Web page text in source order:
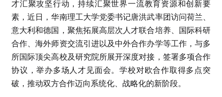
才汇聚攻坚行动，持续汇聚世界一流教育资源和创新要
素，近日，华南理工大学党委书记唐洪武率团访问荷兰、
意大利和德国，聚焦拓展高层次人才联合培养、国际科研
合作、海外师资交流引进以及中外合作办学等工作，与多
所国际顶尖高校及研究院所展开深度对接，签署多项合作
协议，举办多场人才见面会。学校对欧合作取得多点突
破，推动双方合作迈向系统化、战略化的新阶段。